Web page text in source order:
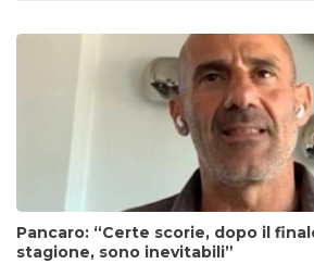
Pancaro: “Certe scorie, dopo il
stagione, sono inevitabili”